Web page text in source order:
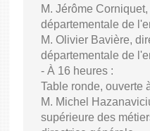
M. Jérôme
départementale de
M. Olivier Bavière,
départementale de
- À 16 heures :
Table ronde, ouverte
M. Michel
supérieure des